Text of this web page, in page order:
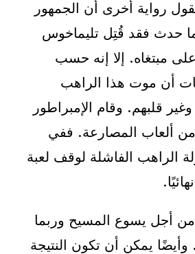
رواية أخرى أن الجمهور
حدث فقد قُتِل تليماخوس
مبتغاه. إلا إنه حسب
أن موت هذا الراهب
قلبهم. وقام الإمبراطور
من ألعاب المصارعة. ففي
الراهب الفاشلة لوقف لعبة
من أجل يسوع المسيح وربما
يمكن أن تكون النتيجة